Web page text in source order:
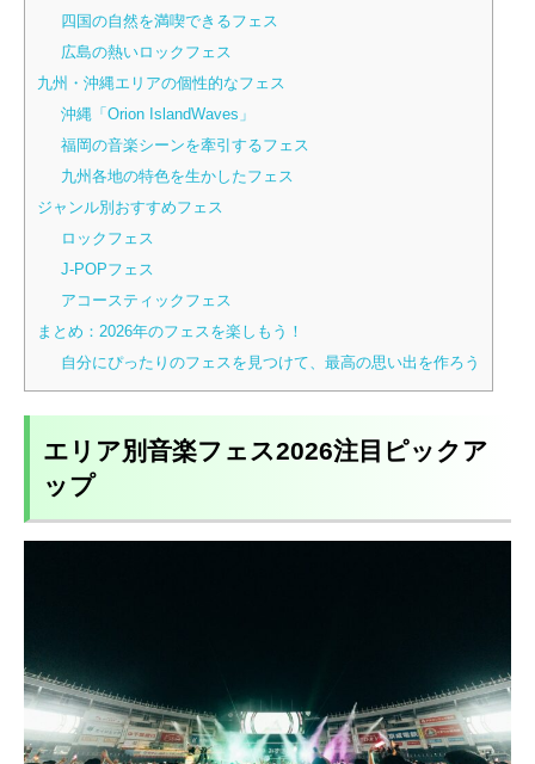
四国の自然を満喫できるフェス
広島の熱いロックフェス
九州・沖縄エリアの個性的なフェス
沖縄「Orion IslandWaves」
福岡の音楽シーンを牽引するフェス
九州各地の特色を生かしたフェス
ジャンル別おすすめフェス
ロックフェス
J-POPフェス
アコースティックフェス
まとめ：2026年のフェスを楽しもう！
自分にぴったりのフェスを見つけて、最高の思い出を作ろう
エリア別音楽フェス2026注目ピックア
ップ